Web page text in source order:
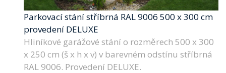
Parkovací stání stříbrná RAL 9006 500 x 300 cm
provedení DELUXE
Hliníkové garážové stání o rozměrech 500 x 300
x 250 cm (š x h x v) v barevném odstínu stříbrná
RAL 9006. Provedení DELUXE.